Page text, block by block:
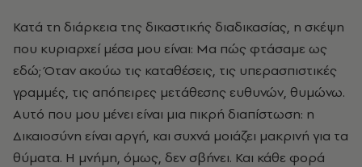
Κατά τη διάρκεια της δικαστικής διαδικασίας, η σκέψη
που κυριαρχεί μέσα μου είναι: Μα πώς φτάσαμε ως
εδώ; Όταν ακούω τις καταθέσεις, τις υπερασπιστικές
γραμμές, τις απόπειρες μετάθεσης ευθυνών, θυμώνω.
Αυτό που μου μένει είναι μια πικρή διαπίστωση: η
Δικαιοσύνη είναι αργή, και συχνά μοιάζει μακρινή για τα
θύματα. Η μνήμη, όμως, δεν σβήνει. Και κάθε φορά